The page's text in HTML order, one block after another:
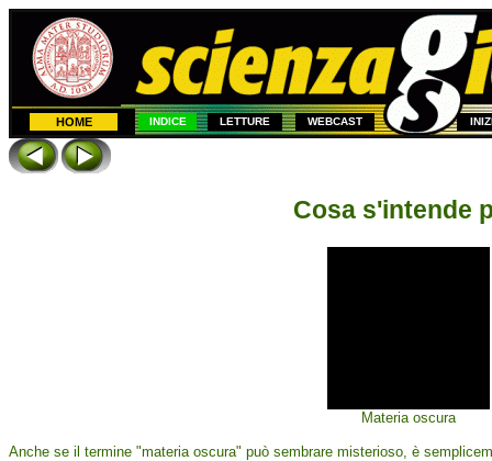
HOME INDICE LETTURE WEBCAST
Cosa s'intende
Materia oscura
Anche se il termine "materia oscura" può sembrare misterioso, è